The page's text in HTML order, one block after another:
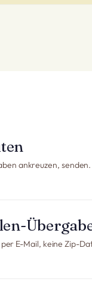
ankreuzen,
E-Mail, keine Zip-